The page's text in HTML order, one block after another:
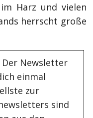
Harz und vielen
herrscht große
Der Newsletter
einmal
zur
sind